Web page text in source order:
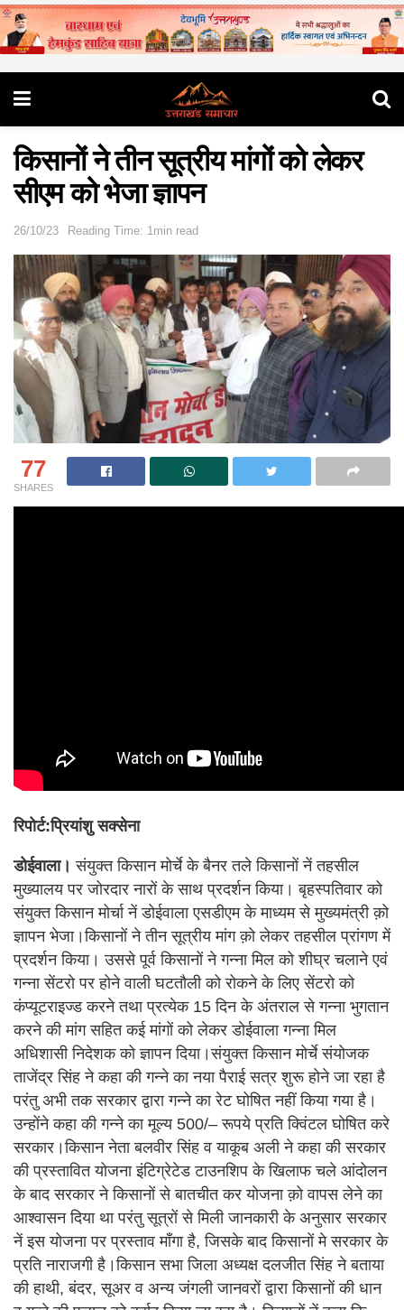
किसानों ने तीन सूत्रीय मांगों को लेकर
सीएम को भेजा ज्ञापन
26/10/23 Reading Time: 1min read
77
SHARES
रिपोर्ट:प्रियांशु सक्सेना
डोईवाला। संयुक्त किसान मोर्चे के बैनर तले किसानों नें तहसील
मुख्यालय पर जोरदार नारों के साथ प्रदर्शन किया। बृहस्पतिवार को
संयुक्त किसान मोर्चा नें डोईवाला एसडीएम के माध्यम से मुख्यमंत्री क़ो
ज्ञापन भेजा।किसानों ने तीन सूत्रीय मांग क़ो लेकर तहसील प्रांगण में
प्रदर्शन किया। उससे पूर्व किसानों ने गन्ना मिल को शीघ्र चलाने एवं
गन्ना सेंटरो पर होने वाली घटतौली को रोकने के लिए सेंटरो को
कंप्यूटराइज्ड करने तथा प्रत्येक 15 दिन के अंतराल से गन्ना भुगतान
करने की मांग सहित कई मांगों को लेकर डोईवाला गन्ना मिल
अधिशासी निदेशक को ज्ञापन दिया।संयुक्त किसान मोर्चे संयोजक
ताजेंद्र सिंह ने कहा की गन्ने का नया पैराई सत्र शुरू होने जा रहा है
परंतु अभी तक सरकार द्वारा गन्ने का रेट घोषित नहीं किया गया है।
उन्होंने कहा की गन्ने का मूल्य 500/– रूपये प्रति क्विंटल घोषित करे
सरकार।किसान नेता बलवीर सिंह व याकूब अली ने कहा की सरकार
की प्रस्तावित योजना इंटिग्रेटेड टाउनशिप के खिलाफ चले आंदोलन
के बाद सरकार ने किसानों से बातचीत कर योजना क़ो वापस लेने का
आश्वासन दिया था परंतु सूत्रों से मिली जानकारी के अनुसार सरकार
नें इस योजना पर प्रस्ताव माँगा है, जिसके बाद किसानों मे सरकार के
प्रति नाराजगी है।किसान सभा जिला अध्यक्ष दलजीत सिंह ने बताया
की हाथी, बंदर, सूअर व अन्य जंगली जानवरों द्वारा किसानों की धान